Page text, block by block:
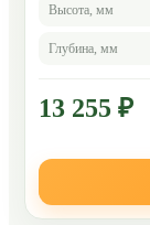
Высота, мм
Глубина, мм
13 255 ₽